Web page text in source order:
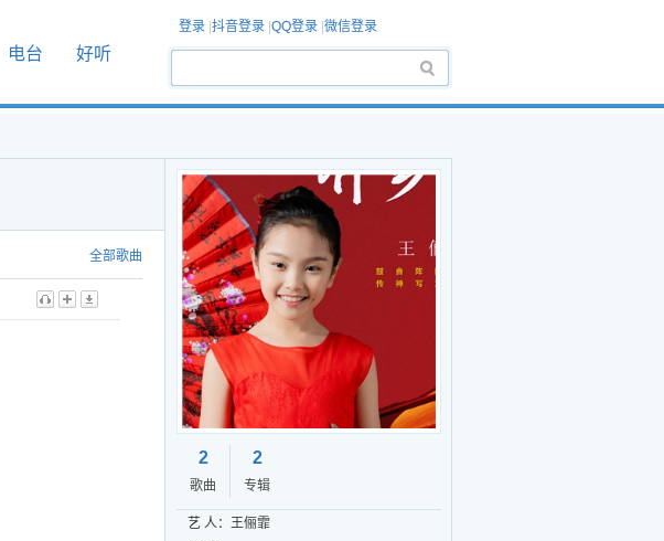
电台 好听
登录 抖音登录 QQ登录 微信登录
全部歌曲
2
歌曲
2
专辑
艺 人：王俪霏